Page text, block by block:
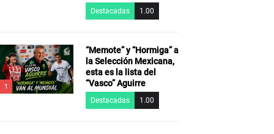
Destacadas 1.00
1
“Memote” y “Hormiga” a
la Selección Mexicana,
esta es la lista del
“Vasco” Aguirre
Destacadas 1.00